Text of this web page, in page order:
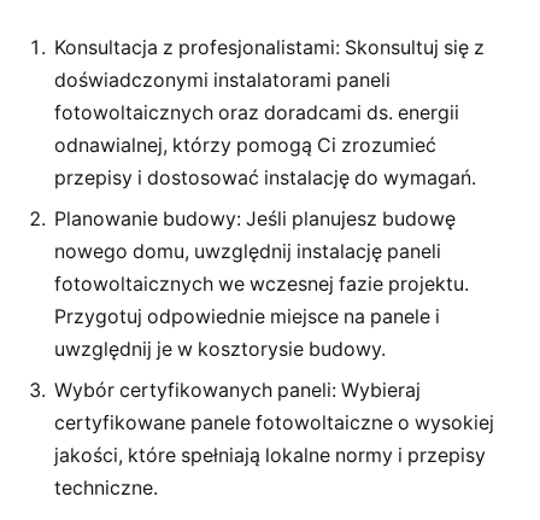
Konsultacja z profesjonalistami: Skonsultuj się z
doświadczonymi instalatorami paneli
fotowoltaicznych oraz doradcami ds. energii
odnawialnej, którzy pomogą Ci zrozumieć
przepisy i dostosować instalację do wymagań.
Planowanie budowy: Jeśli planujesz budowę
nowego domu, uwzględnij instalację paneli
fotowoltaicznych we wczesnej fazie projektu.
Przygotuj odpowiednie miejsce na panele i
uwzględnij je w kosztorysie budowy.
Wybór certyfikowanych paneli: Wybieraj
certyfikowane panele fotowoltaiczne o wysokiej
jakości, które spełniają lokalne normy i przepisy
techniczne.